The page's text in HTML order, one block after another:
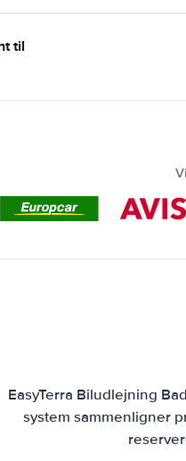
til
EasyTerra Biludlejning
system sammenligner